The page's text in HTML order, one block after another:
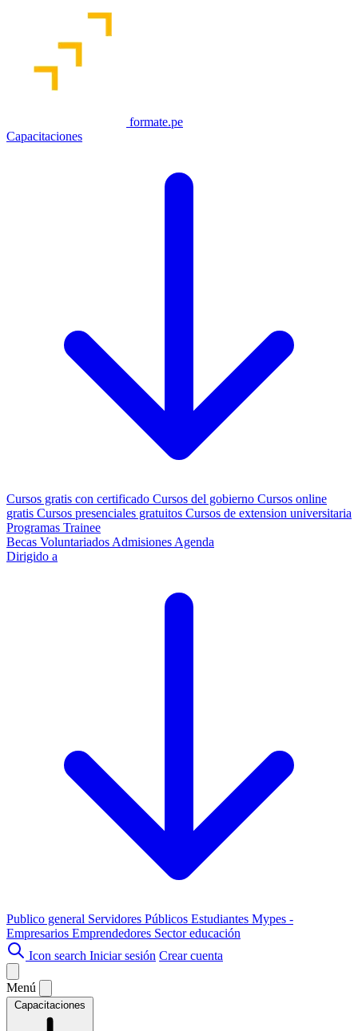
formate.pe
Capacitaciones
Cursos gratis con certificado Cursos del gobierno Cursos online
gratis Cursos presenciales gratuitos Cursos de extension universitaria
Programas Trainee
Becas Voluntariados Admisiones Agenda
Dirigido a
Publico general Servidores Públicos Estudiantes Mypes -
Empresarios Emprendedores Sector educación
Icon search Iniciar sesión Crear cuenta
Menú
Capacitaciones